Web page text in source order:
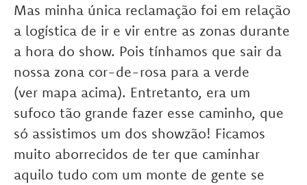
Mas minha única reclamação foi em relação
a logística de ir e vir entre as zonas durante
a hora do show. Pois tínhamos que sair da
nossa zona cor-de-rosa para a verde
(ver mapa acima). Entretanto, era um
sufoco tão grande fazer esse caminho, que
só assistimos um dos showzão! Ficamos
muito aborrecidos de ter que caminhar
aquilo tudo com um monte de gente se